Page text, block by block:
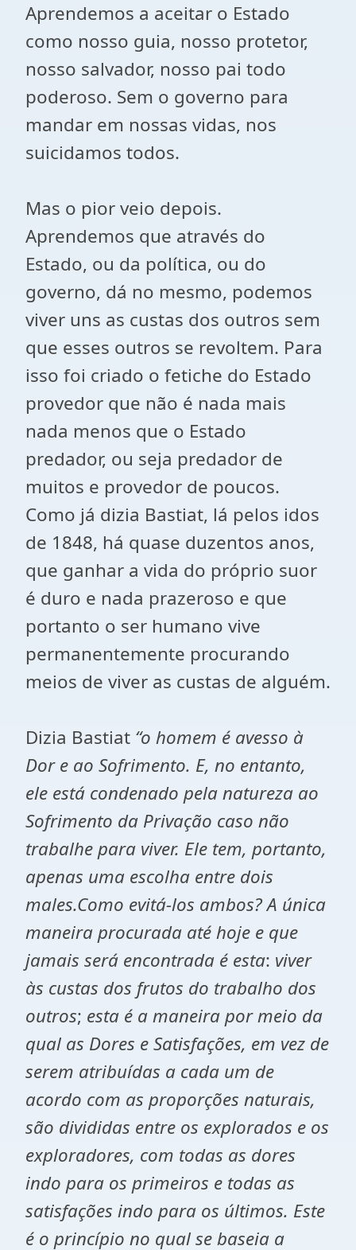
Aprendemos a aceitar o Estado
como nosso guia, nosso protetor,
nosso salvador, nosso pai todo
poderoso. Sem o governo para
mandar em nossas vidas, nos
suicidamos todos.
Mas o pior veio depois.
Aprendemos que através do
Estado, ou da política, ou do
governo, dá no mesmo, podemos
viver uns as custas dos outros sem
que esses outros se revoltem. Para
isso foi criado o fetiche do Estado
provedor que não é nada mais
nada menos que o Estado
predador, ou seja predador de
muitos e provedor de poucos.
Como já dizia Bastiat, lá pelos idos
de 1848, há quase duzentos anos,
que ganhar a vida do próprio suor
é duro e nada prazeroso e que
portanto o ser humano vive
permanentemente procurando
meios de viver as custas de alguém.
Dizia Bastiat “o homem é avesso à
Dor e ao Sofrimento. E, no entanto,
ele está condenado pela natureza ao
Sofrimento da Privação caso não
trabalhe para viver. Ele tem, portanto,
apenas uma escolha entre dois
males.Como evitá-los ambos? A única
maneira procurada até hoje e que
jamais será encontrada é esta: viver
às custas dos frutos do trabalho dos
outros; esta é a maneira por meio da
qual as Dores e Satisfações, em vez de
serem atribuídas a cada um de
acordo com as proporções naturais,
são divididas entre os explorados e os
exploradores, com todas as dores
indo para os primeiros e todas as
satisfações indo para os últimos. Este
é o princípio no qual se baseia a